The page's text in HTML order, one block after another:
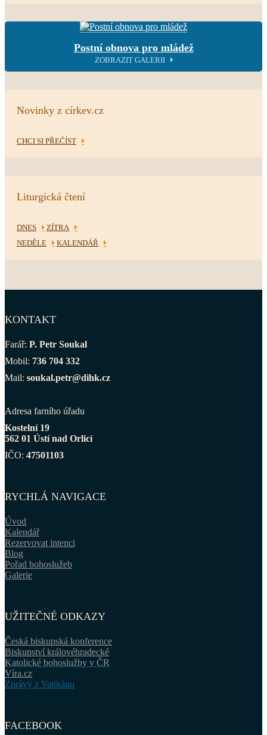
Postní obnova pro mládež
ZOBRAZIT GALERII
Novinky z církev.cz
CHCI SI PŘEČÍST
Liturgická čtení
DNES
ZÍTRA
NEDĚLE
KALENDÁŘ
KONTAKT
Farář: P. Petr Soukal
Mobil: 736 704 332
Mail: soukal.petr@dihk.cz
Adresa farního úřadu
Kostelní 19
562 01 Ústí nad Orlicí
IČO: 47501103
RYCHLÁ NAVIGACE
Úvod
Kalendář
Rezervovat intenci
Blog
Pořad bohoslužeb
Galerie
UŽITEČNÉ ODKAZY
Česká biskupská konference
Biskupství královéhradecké
Katolické bohoslužby v ČR
Víra.cz
Zprávy z Vatikánu
FACEBOOK